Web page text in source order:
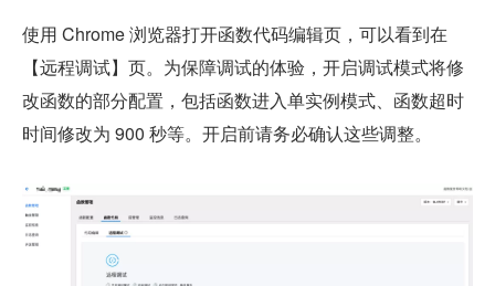
使用 Chrome 浏览器打开函数代码编辑页，可以看到在
【远程调试】页。为保障调试的体验，开启调试模式将修
改函数的部分配置，包括函数进入单实例模式、函数超时
时间修改为 900 秒等。开启前请务必确认这些调整。